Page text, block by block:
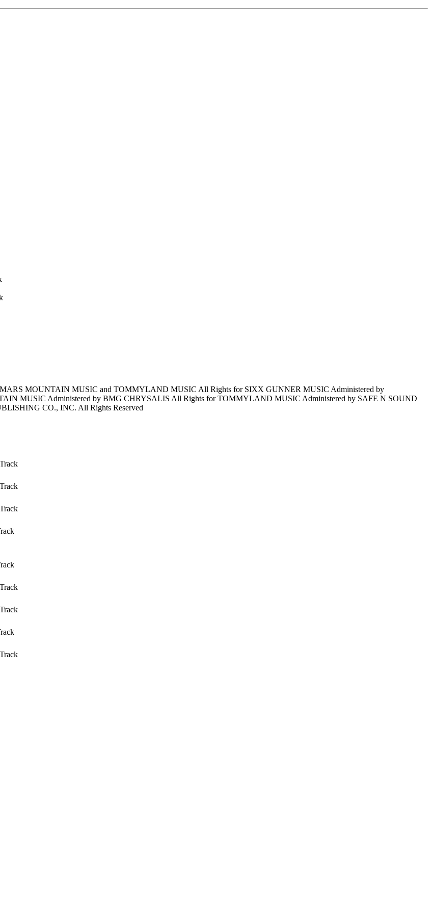
MOUNTAIN MUSIC and TOMMYLAND MUSIC All Rights for SIXX GUNNER MUSIC Administered by
MUSIC Administered by BMG CHRYSALIS All Rights for TOMMYLAND MUSIC Administered by SAFE N SOUND
CO., INC. All Rights Reserved